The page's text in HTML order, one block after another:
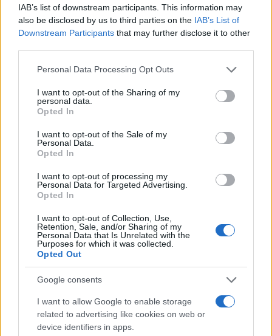
IAB’s list of downstream participants. This information may
also be disclosed by us to third parties on the IAB’s List of
Downstream Participants that may further disclose it to other
Please note that this website/app uses one or more Google
not limited to your visit or usage behaviour. You may click to
grant or deny consent to Google and its third-party tags to
use your data for below specified purposes in below Google
consent section.
Personal Data Processing Opt Outs
I want to opt-out of the Sharing of my
personal data.
Opted In
I want to opt-out of the Sale of my
Personal Data.
Opted In
I want to opt-out of processing my
Personal Data for Targeted Advertising.
Opted In
I want to opt-out of Collection, Use,
Retention, Sale, and/or Sharing of my
Personal Data that Is Unrelated with the
Purposes for which it was collected.
Opted Out
Google consents
I want to allow Google to enable storage
related to advertising like cookies on web or
device identifiers in apps.
Imóveis:Em 2009, Suzuki listou sua casa em Seattle por
US $ 1,75 milhão. A casa foi aparentemente listada
anteriormente por US $ 3,2 milhões. Em 2017, ele vendeu
um condomínio no centro de Los Angeles por pouco mais
de US $ 2,45 milhões. Ichiro conseguiu US $ 100.000 a
mais do que o preço pedido pelo apartamento. A
residência se estende por pouco mais de 2.000 pés
quadrados na cobertura com vista para a cidade e para o
Giorgia Stromeo